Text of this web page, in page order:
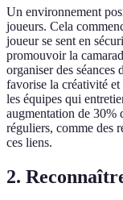
Un environnement
joueurs. Cela
joueur se sent en
promouvoir la
organiser des séances
favorise la créativité
les équipes qui
augmentation de 30%
réguliers, comme des
ces liens.
2.